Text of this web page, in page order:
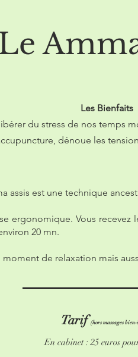
Les Bienfaits
du stress de nos temps
dénoue les
assis est une technique
ergonomique. Vous
20 mn.
moment de relaxation mais
Tarif(hors massages bien-
En cabinet : 25 euros